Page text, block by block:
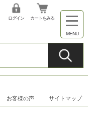
ログイン カートをみる
お客様の声 サイトマップ